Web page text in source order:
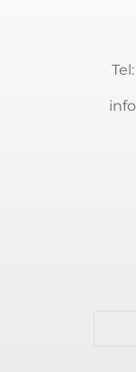
Tel:
Sie
melden